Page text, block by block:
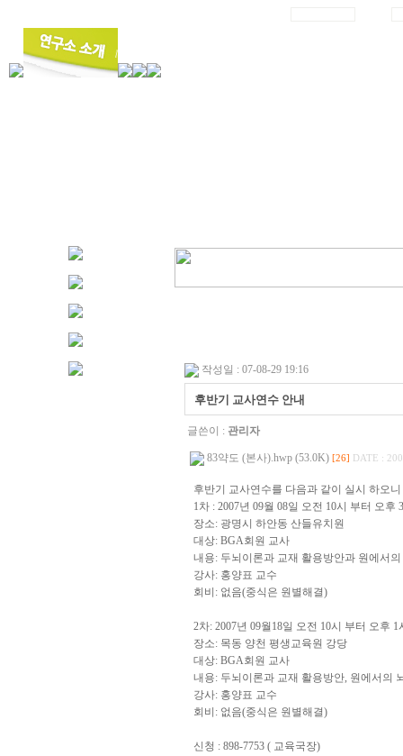
작성일 : 07-08-29 19:16
후반기 교사연수 안내
글쓴이 : 관리자
83약도 (본사).hwp (53.0K) [26] DATE :
후반기 교사연수를 다음과 같이 실시 하오
1차 : 2007년 09월 08일 오전 10시 부터 오후
장소: 광명시 하안동 산들유치원
대상: BGA회원 교사
내용: 두뇌이론과 교재 활용방안과 원에서
강사: 홍양표 교수
회비: 없음(중식은 원별해결)
2차: 2007년 09월18일 오전 10시 부터 오후 1
장소: 목동 양천 평생교육원 강당
대상: BGA회원 교사
내용: 두뇌이론과 교재 활용방안, 원에서의
강사: 홍양표 교수
회비: 없음(중식은 원별해결)
신청 : 898-7753 ( 교육국장)